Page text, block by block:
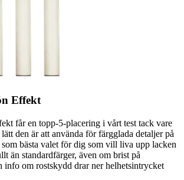
Effekt
får en topp-5-placering i vårt test tack vare
den är att använda för färgglada detaljer på
bästa valet för dig som vill liva upp lacken
än standardfärger, även om brist på
info om rostskydd drar ner helhetsintrycket